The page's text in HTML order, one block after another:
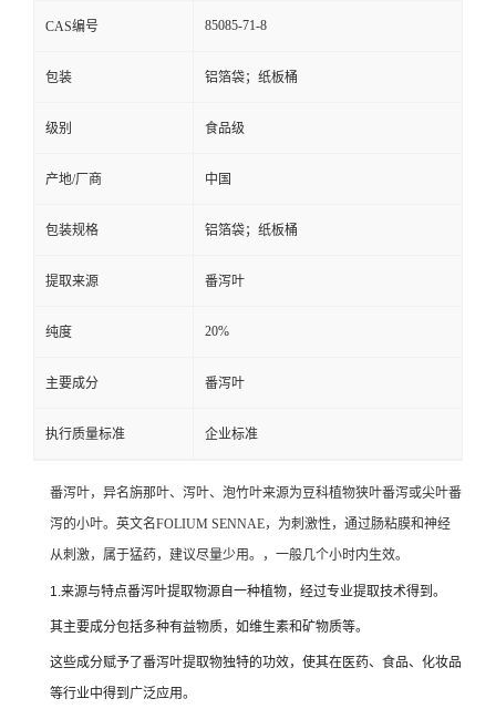
CAS编号 85085-71-8
包装 铝箔袋；纸板桶
级别 食品级
产地/厂商 中国
包装规格 铝箔袋；纸板桶
提取来源 番泻叶
纯度 20%
主要成分 番泻叶
执行质量标准 企业标准
番泻叶，异名旃那叶、泻叶、泡竹叶来源为 豆科植物狭叶番泻或尖叶番
泻的小叶。英文名FOLIUM SENNAE，为刺激性，通过肠粘膜和神经
从刺激，属于猛药，建议尽量少用。，一般几个小时内生效。
1.来源与特点番泻叶提取物源自一种植物，经过专业提取技术得到。
其主要成分包括多种有益物质，如维生素和矿物质等。
这些成分赋予了番泻叶提取物独特的功效，使其在医药、食品、化妆品
等行业中得到广泛应用。